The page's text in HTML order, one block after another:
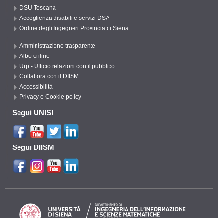
DSU Toscana
Accoglienza disabili e servizi DSA
Ordine degli Ingegneri Provincia di Siena
Amministrazione trasparente
Albo online
Urp - Ufficio relazioni con il pubblico
Collabora con il DIISM
Accessibilità
Privacy e Cookie policy
Segui UNISI
Segui DIISM